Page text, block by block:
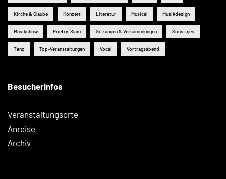
Kirche & Glaube Konzert Literatur Musical Musikdesign
Musikshow Poetry-Slam Sitzungen & Versammlungen Sonstiges
Tanz Top-Veranstaltungen Vocal Vortragsabend
Besucherinfos
Veranstaltungsorte
Anreise
Archiv